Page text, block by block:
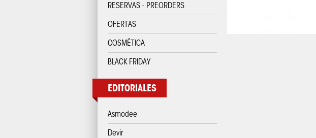
RESERVAS - PREORDERS
OFERTAS
COSMÉTICA
BLACK FRIDAY
EDITORIALES
Asmodee
Devir